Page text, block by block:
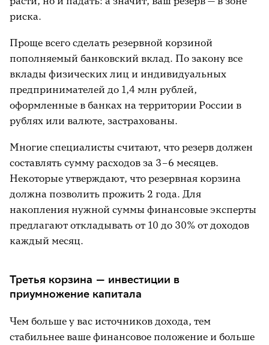
риска.
Проще всего сделать резервной корзиной
пополняемый банковский вклад. По закону все
вклады физических лиц и индивидуальных
предпринимателей до 1,4 млн рублей,
оформленные в банках на территории России в
рублях или валюте, застрахованы.
Многие специалисты считают, что резерв должен
составлять сумму расходов за 3–6 месяцев.
Некоторые утверждают, что резервная корзина
должна позволить прожить 2 года. Для
накопления нужной суммы финансовые эксперты
предлагают откладывать от 10 до 30% от доходов
каждый месяц.
Третья корзина — инвестиции в
приумножение капитала
Чем больше у вас источников дохода, тем
стабильнее ваше финансовое положение и больше